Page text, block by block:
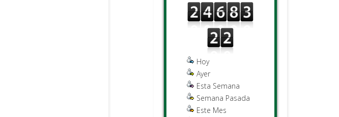
Hoy
Ayer
Esta Semana
Semana Pasada
Este Mes